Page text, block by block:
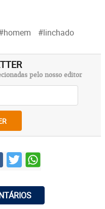
#linchado
pelo nosso editor